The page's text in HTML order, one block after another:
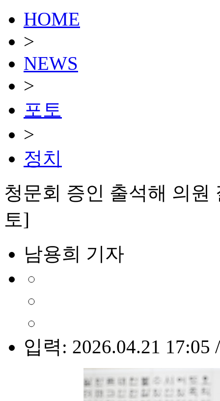
HOME
>
NEWS
>
포토
>
정치
청문회 증인 출석해 의원
토]
남용희 기자
입력: 2026.04.21 17:05